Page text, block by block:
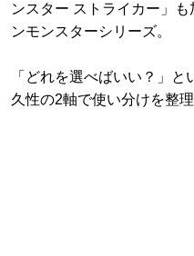
ンスター ストライカー」
ンモンスターシリーズ。
「どれを選べばいい？」
久性の2軸で使い分けを整